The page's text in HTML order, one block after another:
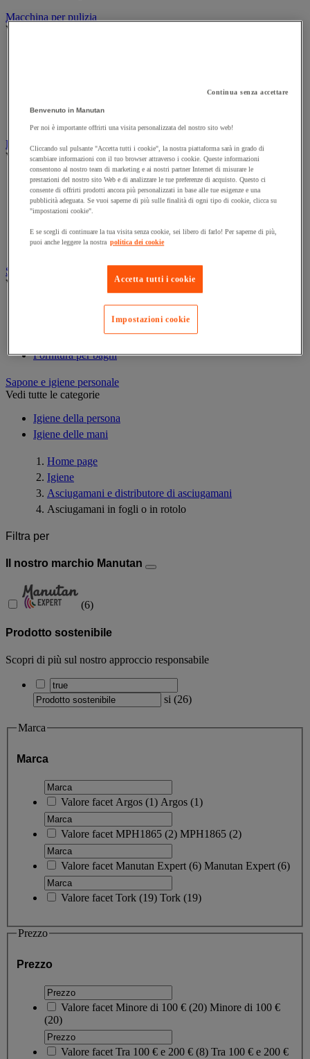
Macchina per pulizia
Vedi tutte le categorie
Spazzatrice
Prodotti per la pulizia
Vedi tutte le categorie
Deodorante
Detergenti per pavimenti e superfici varie
Detersivi e prodotti per biancheria
Prodotti per stoviglie
Prodotto di manutenzione per sanitari
Sanitari, doccia e bagno
Vedi tutte le categorie
Accessori per docce
Attrezzature da bagno
Fornitura per bagni
Sapone e igiene personale
Vedi tutte le categorie
Igiene della persona
Igiene delle mani
Home page
Igiene
Asciugamani e distributore di asciugamani
Asciugamani in fogli o in rotolo
Filtra per
Il nostro marchio Manutan
(6)
Prodotto sostenibile
Scopri di più sul nostro approccio responsabile
si (26)
Marca
Marca
Valore facet Argos (1) Argos (1)
Valore facet MPH1865 (2) MPH1865 (2)
Valore facet Manutan Expert (6) Manutan Expert (6)
Valore facet Tork (19) Tork (19)
Prezzo
Prezzo
Valore facet Minore di 100 € (20) Minore di 100 €
(20)
Valore facet Tra 100 € e 200 € (8) Tra 100 € e 200 €
Continua senza accettare
Benvenuto in Manutan
Per noi è importante offrirti una visita personalizzata del nostro sito web!
Cliccando sul pulsante "Accetta tutti i cookie", la nostra piattaforma sarà in grado di
scambiare informazioni con il tuo browser attraverso i cookie. Queste informazioni
consentono al nostro team di marketing e ai nostri partner Internet di misurare le
prestazioni del nostro sito Web e di analizzare le tue preferenze di acquisto. Questo ci
consente di offrirti prodotti ancora più personalizzati in base alle tue esigenze e una
pubblicità adeguata. Se vuoi saperne di più sulle finalità di ogni tipo di cookie, clicca su
"impostazioni cookie".
E se scegli di continuare la tua visita senza cookie, sei libero di farlo! Per saperne di più,
puoi anche leggere la nostra politica dei cookie
Accetta tutti i cookie
Impostazioni cookie